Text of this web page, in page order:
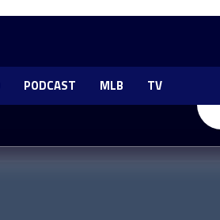
PODCAST MLB TV